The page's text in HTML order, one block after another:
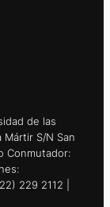
de las
Mártir S/N San
Conmutador:
229 2112 |